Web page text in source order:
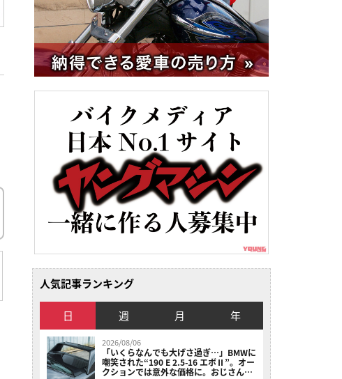
人気記事ランキング
日 週 月 年
2026/08/06
「いくらなんでも大げさ過ぎ…」BMWに
嘲笑された“190 E 2.5-16 エボⅡ”。オー
クションでは意外な価格に。おじさん達